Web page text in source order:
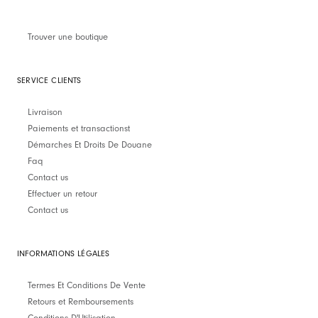
Trouver une boutique
SERVICE CLIENTS
Livraison
Paiements et transactionst
Démarches Et Droits De Douane
Faq
Contact us
Effectuer un retour
Contact us
INFORMATIONS LÉGALES
Termes Et Conditions De Vente
Retours et Remboursements